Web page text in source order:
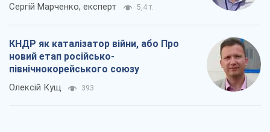
Сергій Марченко, експерт 5,4 т.
КНДР як каталізатор війни, або Про
новий етап російсько-
північнокорейського союзу
Олексій Кущ 393